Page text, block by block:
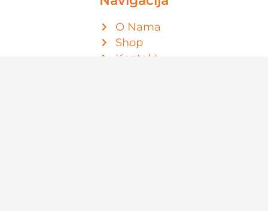
O Nama
Shop
Kontakt